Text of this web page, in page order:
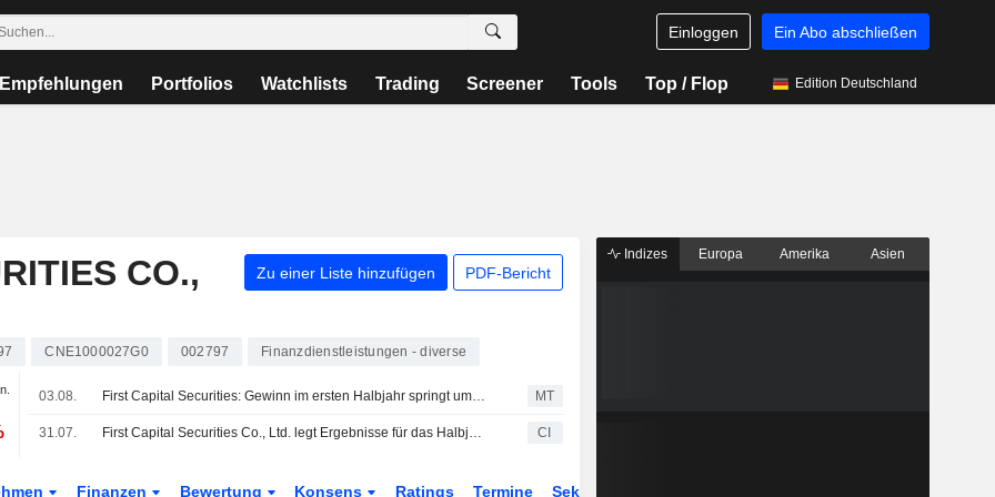
Einloggen Ein Abo abschließen
Empfehlungen Portfolios Watchlists Trading Screener Tools Top / Flop Edition Deutschland
CO., Zu einer Liste hinzufügen PDF-Bericht
CNE1000027G0 002797 Finanzdienstleistungen - diverse
03.08. First Capital Securities: Gewinn im ersten Halbjahr springt um 42%, Umsatz steigt um 18% MT
31.07. First Capital Securities Co., Ltd. legt Ergebnisse für das Halbjahr zum 30. Juni 2026 vor CI
Finanzen Bewertung Konsens Ratings Termine Sektor
Indizes Europa Amerika Asien